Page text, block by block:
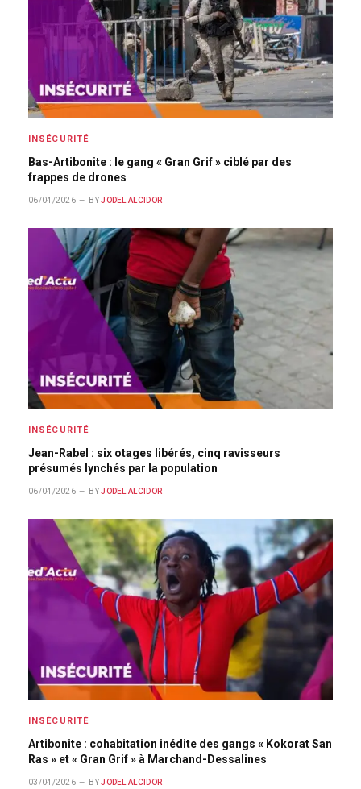
INSÉCURITÉ
Bas-Artibonite : le gang « Gran Grif » ciblé par des
frappes de drones
06/04/2026 BY JODEL ALCIDOR
INSÉCURITÉ
Jean-Rabel : six otages libérés, cinq ravisseurs
présumés lynchés par la population
06/04/2026 BY JODEL ALCIDOR
INSÉCURITÉ
Artibonite : cohabitation inédite des gangs « Kokorat San
Ras » et « Gran Grif » à Marchand-Dessalines
03/04/2026 BY JODEL ALCIDOR